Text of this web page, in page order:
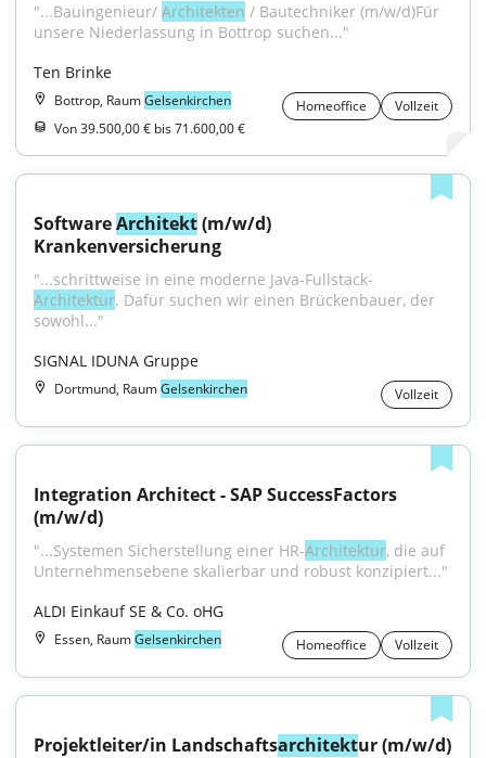
"...Bauingenieur/ Architekten / Bautechniker (m/w/d)Für
unsere Niederlassung in Bottrop suchen..."
Ten Brinke
Bottrop, RaumGelsenkirchen Homeoffice
Vollzeit
Von 39.500,00 € bis 71.600,00 €
Software Architekt (m/w/d)
Krankenversicherung
"...schrittweise in eine moderne Java-Fullstack-
Architektur. Dafür suchen wir einen Brückenbauer, der
sowohl..."
SIGNAL IDUNA Gruppe
Dortmund, RaumGelsenkirchen Vollzeit
Integration Architect - SAP SuccessFactors
(m/w/d)
"...Systemen Sicherstellung einer HR-Architektur, die auf
Unternehmensebene skalierbar und robust konzipiert..."
ALDI Einkauf SE & Co. oHG
Essen, RaumGelsenkirchen Homeoffice Vollzeit
Projektleiter/in Landschaftsarchitektur (m/w/d)